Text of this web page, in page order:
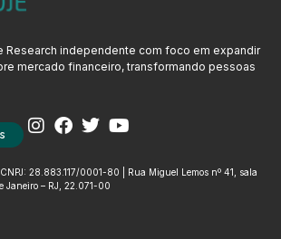
Research independente com foco em expandir
mercado financeiro, transformando pessoas
28.883.117/0001-80 | Rua Miguel Lemos nº 41, sala
Janeiro – RJ, 22.071-00